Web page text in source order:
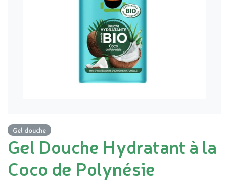
Gel douche
Gel Douche Hydratant à la
Coco de Polynésie